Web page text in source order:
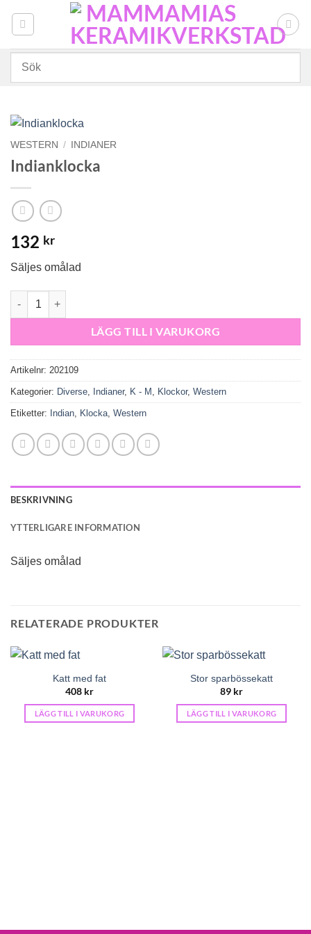
WESTERN / INDIANER
Indianklocka
132 kr
Säljes omålad
Indianklocka mängd
LÄGG TILL I VARUKORG
Artikelnr: 202109
Kategorier: Diverse, Indianer, K - M , Klockor, Western
Etiketter: Indian, Klocka, Western
BESKRIVNING
YTTERLIGARE INFORMATION
Säljes omålad
RELATERADE PRODUKTER
Katt med fat
408 kr
LÄGG TILL I VARUKORG
Stor sparbössekatt
89 kr
LÄGG TILL I VARUKORG